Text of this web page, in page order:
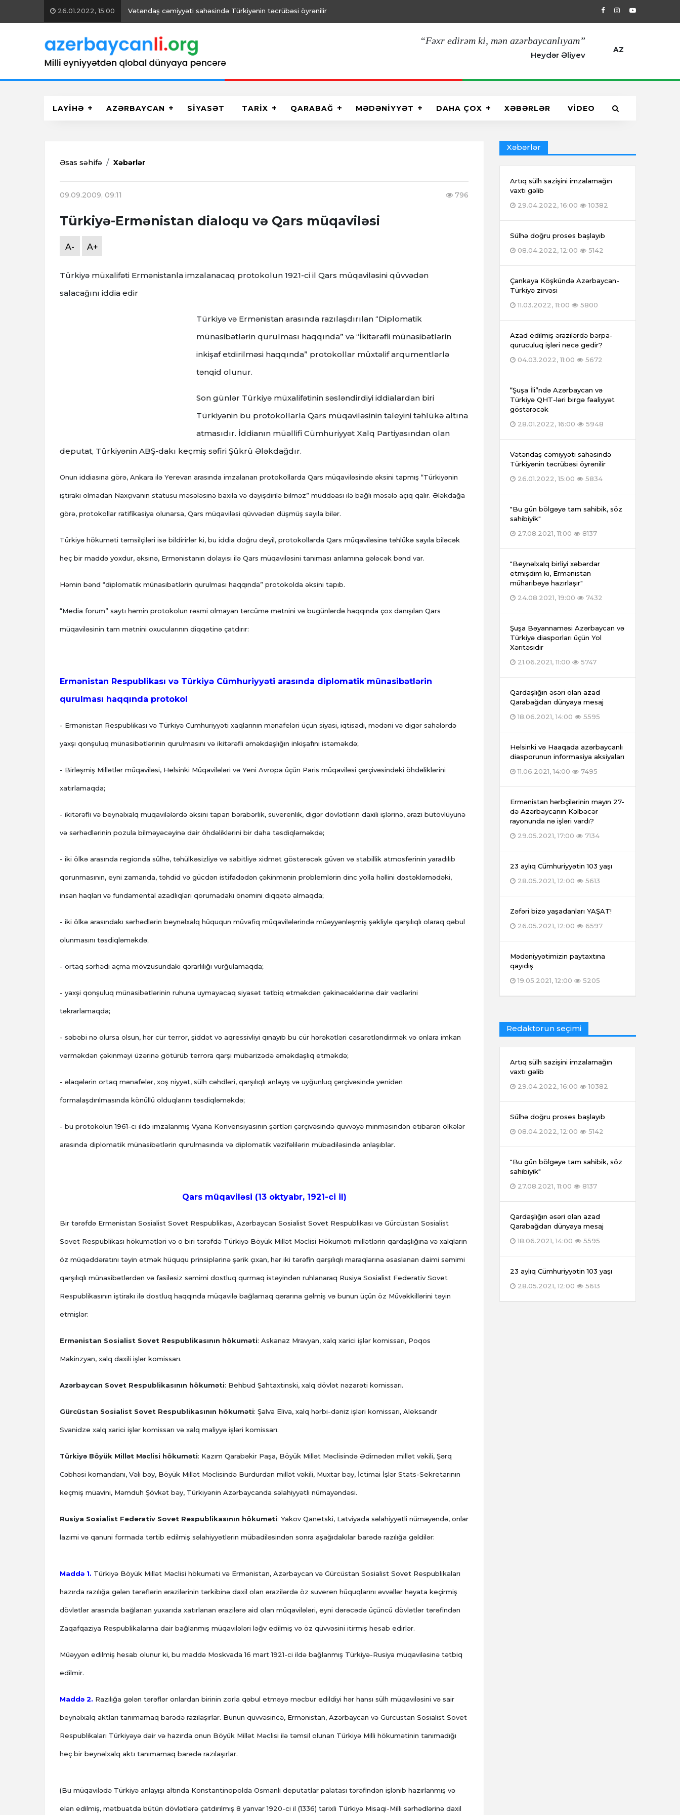
26.01.2022, 15:00 Vətəndaş cəmiyyəti sahəsində Türkiyənin təcrübəsi öyrənilir 29.04.2022, 16:00 Artıq sülh
“Fəxr edirəm ki, mən azərbaycanlıyam”
Heydər Əliyev
AZ
LAYİHƏ AZƏRBAYCAN SİYASƏT TARİX QARABAĞ MƏDƏNİYYƏT DAHA ÇOX XƏBƏRLƏR VİDEO
Əsas səhifə Xəbərlər
09.09.2009, 09:11 796
Türkiyə-Ermənistan dialoqu və Qars müqaviləsi
A- A+
Türkiyə müxalifəti Ermənistanla imzalanacaq protokolun 1921-ci il Qars müqaviləsini qüvvədən
salacağını iddia edir
Türkiyə və Ermənistan arasında razılaşdırılan “Diplomatik
münasibətlərin qurulması haqqında” və “İkitərəfli münasibətlərin
inkişaf etdirilməsi haqqında” protokollar müxtəlif arqumentlərlə
tənqid olunur.
Son günlər Türkiyə müxalifətinin səsləndirdiyi iddialardan biri
Türkiyənin bu protokollarla Qars müqaviləsinin taleyini təhlükə altına
atmasıdır. İddianın müəllifi Cümhuriyyət Xalq Partiyasından olan
deputat, Türkiyənin ABŞ-dakı keçmiş səfiri Şükrü Ələkdağdır.
Onun iddiasına görə, Ankara ilə Yerevan arasında imzalanan protokollarda Qars müqaviləsində əksini tapmış “Türkiyənin
iştirakı olmadan Naxçıvanın statusu məsələsinə baxıla və dəyişdirilə bilməz” müddəası ilə bağlı məsələ açıq qalır. Ələkdağa
görə, protokollar ratifikasiya olunarsa, Qars müqaviləsi qüvvədən düşmüş sayıla bilər.
Türkiyə hökuməti təmsilçiləri isə bildirirlər ki, bu iddia doğru deyil, protokollarda Qars müqaviləsinə təhlükə sayıla biləcək
heç bir maddə yoxdur, əksinə, Ermənistanın dolayısı ilə Qars müqaviləsini tanıması anlamına gələcək bənd var.
Həmin bənd “diplomatik münasibətlərin qurulması haqqında” protokolda əksini tapıb.
“Media forum” saytı həmin protokolun rəsmi olmayan tərcümə mətnini və bugünlərdə haqqında çox danışılan Qars
müqaviləsinin tam mətnini oxucularının diqqətinə çatdırır:
Ermənistan Respublikası və Türkiyə Cümhuriyyəti arasında diplomatik münasibətlərin
qurulması haqqında protokol
- Ermənistan Respublikası və Türkiyə Cümhuriyyəti xaqlarının mənafeləri üçün siyasi, iqtisadi, mədəni və digər sahələrdə
yaxşı qonşuluq münasibətlərinin qurulmasını və ikitərəfli əməkdaşlığın inkişafını istəməkdə;
- Birləşmiş Millətlər müqaviləsi, Helsinki Müqavilələri və Yeni Avropa üçün Paris müqaviləsi çərçivəsindəki öhdəliklərini
xatırlamaqda;
- ikitərəfli və beynəlxalq müqavilələrdə əksini tapan bərabərlik, suverenlik, digər dövlətlərin daxili işlərinə, ərazi bütövlüyünə
və sərhədlərinin pozula bilməyəcəyinə dair öhdəliklərini bir daha təsdiqləməkdə;
- iki ölkə arasında regionda sülhə, təhülkəsizliyə və sabitliyə xidmət göstərəcək güvən və stabillik atmosferinin yaradılıb
qorunmasının, eyni zamanda, təhdid və gücdən istifadədən çəkinmənin problemlərin dinc yolla həllini dəstəkləmədəki,
insan haqları və fundamental azadlıqları qorumadakı önəmini diqqətə almaqda;
- iki ölkə arasındakı sərhədlərin beynəlxalq hüququn müvafiq müqavilələrində müəyyənləşmiş şəkliylə qarşılıqlı olaraq qəbul
olunmasını təsdiqləməkdə;
- ortaq sərhədi açma mövzusundakı qərarlılığı vurğulamaqda;
- yaxşi qonşuluq münasibətlərinin ruhuna uymayacaq siyasət tətbiq etməkdən çəkinəcəklərinə dair vədlərini
təkrarlamaqda;
- səbəbi nə olursa olsun, hər cür terror, şiddət və aqressivliyi qınayıb bu cür hərəkətləri cəsarətləndirmək və onlara imkan
verməkdən çəkinməyi üzərinə götürüb terrora qarşı mübarizədə əməkdaşlıq etməkdə;
- əlaqələrin ortaq mənafelər, xoş niyyət, sülh cəhdləri, qarşılıqlı anlayış və uyğunluq çərçivəsində yenidən
formalaşdırılmasında könüllü olduqlarını təsdiqləməkdə;
- bu protokolun 1961-ci ildə imzalanmış Vyana Konvensiyasının şərtləri çərçivəsində qüvvəyə minməsindən etibarən ölkələr
arasında diplomatik münasibətlərin qurulmasında və diplomatik vəzifəlilərin mübadiləsində anlaşıblar.
Qars müqaviləsi (13 oktyabr, 1921-ci il)
Bir tərəfdə Ermənistan Sosialist Sovet Respublikası, Azərbaycan Sosialist Sovet Respublikası və Gürcüstan Sosialist
Sovet Respublikası hökumətləri və o biri tərəfdə Türkiyə Böyük Millət Məclisi Hökuməti millətlərin qardaşlığına və xalqların
öz müqəddəratını təyin etmək hüququ prinsiplərinə şərik çıxan, hər iki tərəfin qarşılıqlı maraqlarına əsaslanan daimi səmimi
qarşılıqlı münasibətlərdən və fasiləsiz səmimi dostluq qurmaq istəyindən ruhlanaraq Rusiya Sosialist Federativ Sovet
Respublikasının iştirakı ilə dostluq haqqında müqavilə bağlamaq qərarına gəlmiş və bunun üçün öz Müvəkkillərini təyin
etmişlər:
Ermənistan Sosialist Sovet Respublikasının hökuməti: Askanaz Mravyan, xalq xarici işlər komissarı, Poqos
Makinzyan, xalq daxili işlər komissarı.
Azərbaycan Sovet Respublikasının hökuməti: Behbud Şahtaxtinski, xalq dövlət nəzarəti komissarı.
Gürcüstan Sosialist Sovet Respublikasının hökuməti: Şalva Eliva, xalq hərbi-dəniz işləri komissarı, Aleksandr
Svanidze xalq xarici işlər komissarı və xalq maliyyə işləri komissarı.
Türkiyə Böyük Millət Məclisi hökuməti: Kazım Qarabəkir Paşa, Böyük Millət Məclisində Ədirnədən millət vəkili, Şərq
Cəbhəsi komandanı, Vəli bəy, Böyük Millət Məclisində Burdurdan millət vəkili, Muxtar bəy, İctimai İşlər Stats-Sekretarının
keçmiş müavini, Məmduh Şövkət bəy, Türkiyənin Azərbaycanda səlahiyyətli nümayəndəsi.
Rusiya Sosialist Federativ Sovet Respublikasının hökuməti: Yakov Qanetski, Latviyada səlahiyyətli nümayəndə, onlar
lazımi və qanuni formada tərtib edilmiş səlahiyyətlərin mübadiləsindən sonra aşağıdakılar barədə razılığa gəldilər:
Maddə 1. Türkiyə Böyük Millət Məclisi hökuməti və Ermənistan, Azərbaycan və Gürcüstan Sosialist Sovet Respublikaları
hazırda razılığa gələn tərəflərin ərazilərinin tərkibinə daxil olan ərazilərdə öz suveren hüquqlarını əvvəllər həyata keçirmiş
dövlətlər arasında bağlanan yuxarıda xatırlanan ərazilərə aid olan müqavilələri, eyni dərəcədə üçüncü dövlətlər tərəfindən
Zaqafqaziya Respublikalarına dair bağlanmış müqavilələri ləğv edilmiş və öz qüvvəsini itirmiş hesab edirlər.
Müəyyən edilmiş hesab olunur ki, bu maddə Moskvada 16 mart 1921-ci ildə bağlanmış Türkiyə-Rusiya müqaviləsinə tətbiq
edilmir.
Maddə 2. Razılığa gələn tərəflər onlardan birinin zorla qəbul etməyə məcbur edildiyi hər hansı sülh müqaviləsini və sair
beynəlxalq aktları tanımamaq barədə razılaşırlar. Bunun qüvvəsincə, Ermənistan, Azərbaycan və Gürcüstan Sosialist Sovet
Respublikaları Türkiyəyə dair və hazırda onun Böyük Millət Məclisi ilə təmsil olunan Türkiyə Milli hökumətinin tanımadığı
heç bir beynəlxalq aktı tanımamaq barədə razılaşırlar.
(Bu müqavilədə Türkiyə anlayışı altında Konstantinopolda Osmanlı deputatlar palatası tərəfindən işlənib hazırlanmış və
elan edilmiş, mətbuatda bütün dövlətlərə çatdırılmış 8 yanvar 1920-ci il (1336) tarixli Türkiyə Misaqi-Milli sərhədlərinə daxil
Xəbərlər
Artıq sülh sazişini imzalamağın
vaxtı gəlib
29.04.2022, 16:00
10382
Sülhə doğru proses başlayıb
08.04.2022, 12:00
5142
Çankaya Köşkündə Azərbaycan-
Türkiyə zirvəsi
11.03.2022, 11:00
5800
Azad edilmiş ərazilərdə bərpa-
quruculuq işləri necə gedir?
04.03.2022, 11:00
5672
“Şuşa İli”ndə Azərbaycan və
Türkiyə QHT-ləri birgə fəaliyyət
göstərəcək
28.01.2022, 16:00
5948
Vətəndaş cəmiyyəti sahəsində
Türkiyənin təcrübəsi öyrənilir
26.01.2022, 15:00
5834
"Bu gün bölgəyə tam sahibik, söz
sahibiyik"
27.08.2021, 11:00
8137
"Beynəlxalq birliyi xəbərdar
etmişdim ki, Ermənistan
müharibəyə hazırlaşır"
24.08.2021, 19:00
7432
Şuşa Bəyannaməsi Azərbaycan və
Türkiyə diasporları üçün Yol
Xəritəsidir
21.06.2021, 11:00
5747
Qardaşlığın əsəri olan azad
Qarabağdan dünyaya mesaj
18.06.2021, 14:00
5595
Helsinki və Haaqada azərbaycanlı
diasporunun informasiya aksiyaları
11.06.2021, 14:00
7495
Ermənistan hərbçilərinin mayın 27-
də Azərbaycanın Kəlbəcər
rayonunda nə işləri vardı?
29.05.2021, 17:00
7134
23 aylıq Cümhuriyyətin 103 yaşı
28.05.2021, 12:00
5613
Zəfəri bizə yaşadanları YAŞAT!
26.05.2021, 12:00
6597
Mədəniyyətimizin paytaxtına
qayıdış
19.05.2021, 12:00
5205
Redaktorun seçimi
Artıq sülh sazişini imzalamağın
vaxtı gəlib
29.04.2022, 16:00
10382
Sülhə doğru proses başlayıb
08.04.2022, 12:00
5142
"Bu gün bölgəyə tam sahibik, söz
sahibiyik"
27.08.2021, 11:00
8137
Qardaşlığın əsəri olan azad
Qarabağdan dünyaya mesaj
18.06.2021, 14:00
5595
23 aylıq Cümhuriyyətin 103 yaşı
28.05.2021, 12:00
5613